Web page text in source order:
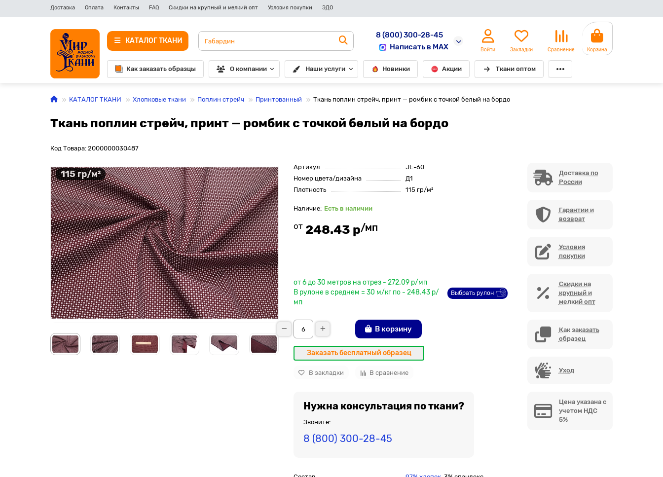
Доставка Оплата Контакты FAQ Скидки на крупный и мелкий опт Условия покупки ЭДО
КАТАЛОГ ТКАНИ
8 (800) 300-28-45
Написать в MAX
Войти Закладки Сравнение Корзина
Как заказать образцы О компании Наши услуги Новинки Акции Ткани оптом
КАТАЛОГ ТКАНИ Хлопковые ткани Поплин стрейч Принтованный Ткань поплин стрейч, принт — ромбик с точкой белый на бордо
Ткань поплин стрейч, принт — ромбик с точкой белый на бордо
Код Товара: 2000000030487
115 гр/м²
Артикул
JE-60
Номер цвета/дизайна
Д1
Плотность
115 гр/м²
Есть в наличии
от 248.43 р/мп
от 6 до 30 метров на отрез - 272.09 р/мп
В рулоне в среднем = 30 м/кг по - 248.43 р/
мп
Выбрать рулон
В корзину
Заказать бесплатный образец
В закладки В сравнение
Нужна консультация по ткани?
Звоните:
8 (800) 300-28-45
Доставка по
России
Гарантии и
возврат
Условия
покупки
Скидки на
крупный и
мелкий опт
Как заказать
образец
Уход
Цена указана с
учетом НДС
5%